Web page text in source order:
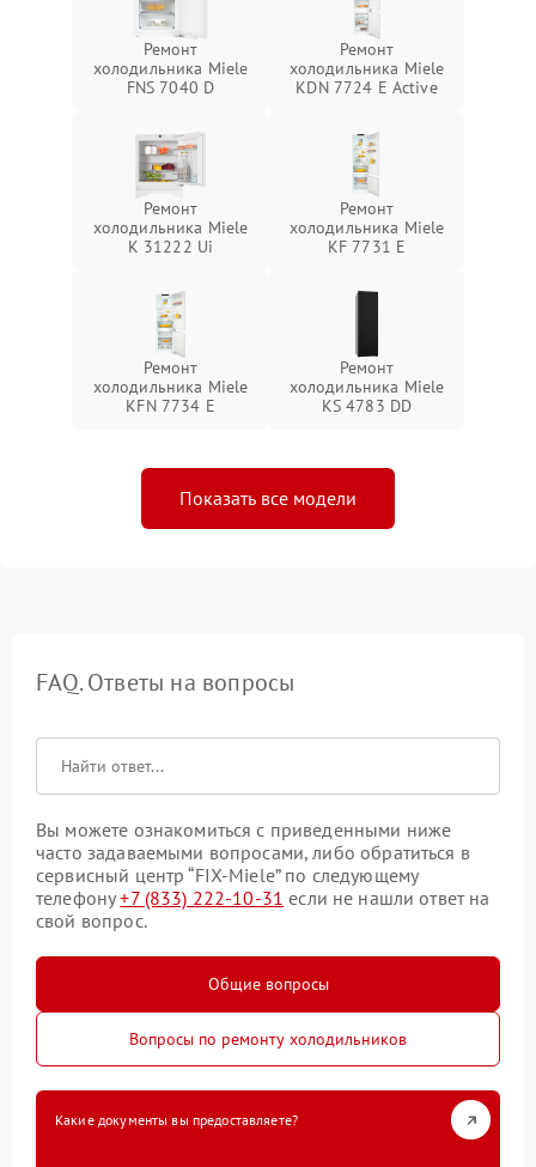
Ремонт
холодильника Miele
FNS 7040 D
Ремонт
холодильника Miele
KDN 7724 E Active
Ремонт
холодильника Miele
K 31222 Ui
Ремонт
холодильника Miele
KF 7731 E
Ремонт
холодильника Miele
KFN 7734 E
Ремонт
холодильника Miele
KS 4783 DD
Показать все модели
FAQ. Ответы на вопросы
Вы можете ознакомиться с приведенными ниже
часто задаваемыми вопросами, либо обратиться в
сервисный центр “FIX-Miele” по следующему
телефону+7 (833) 222-10-31 если не нашли ответ на
свой вопрос.
Общие вопросы
Вопросы по ремонту холодильников
Какие документы вы предоставляете?